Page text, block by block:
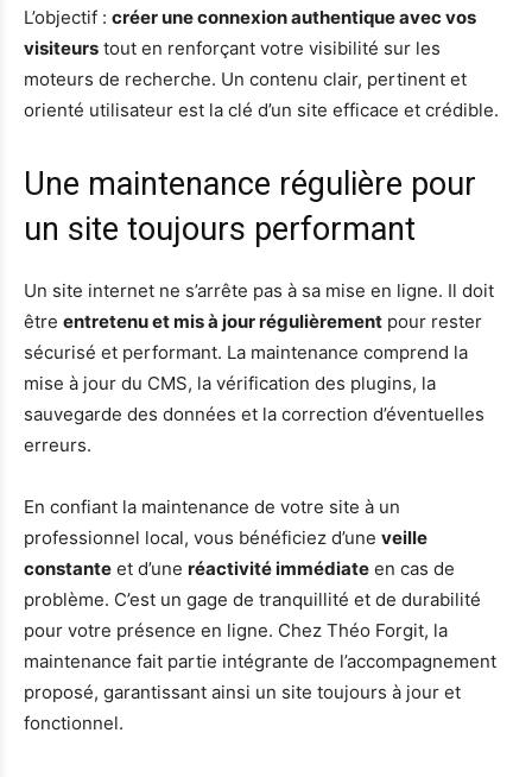
L’objectif : créer une connexion authentique avec vos
visiteurs tout en renforçant votre visibilité sur les
moteurs de recherche. Un contenu clair, pertinent et
orienté utilisateur est la clé d’un site efficace et crédible.
Une maintenance régulière pour
un site toujours performant
Un site internet ne s’arrête pas à sa mise en ligne. Il doit
être entretenu et mis à jour régulièrement pour rester
sécurisé et performant. La maintenance comprend la
mise à jour du CMS, la vérification des plugins, la
sauvegarde des données et la correction d’éventuelles
erreurs.
En confiant la maintenance de votre site à un
professionnel local, vous bénéficiez d’une veille
constante et d’une réactivité immédiate en cas de
problème. C’est un gage de tranquillité et de durabilité
pour votre présence en ligne. Chez Théo Forgit, la
maintenance fait partie intégrante de l’accompagnement
proposé, garantissant ainsi un site toujours à jour et
fonctionnel.